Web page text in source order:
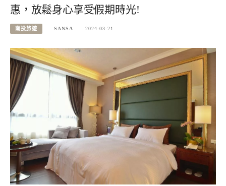
惠，放鬆身心享受假期時光!
南投旅遊 SANSA 2024-03-21